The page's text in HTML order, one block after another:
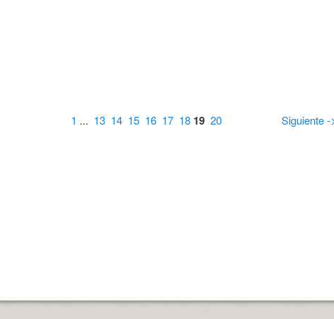
1 ... 13 14 15 16 17 18 19 20 Siguiente -